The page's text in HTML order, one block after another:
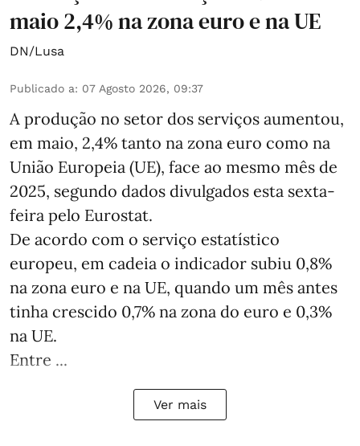
maio 2,4% na zona euro e na UE
DN/Lusa
Publicado a: 07 Agosto 2026, 09:37
A produção no setor dos serviços aumentou,
em maio, 2,4% tanto na zona euro como na
União Europeia (UE), face ao mesmo mês de
2025, segundo dados divulgados esta sexta-
feira pelo Eurostat.
De acordo com o serviço estatístico
europeu, em cadeia o indicador subiu 0,8%
na zona euro e na UE, quando um mês antes
tinha crescido 0,7% na zona do euro e 0,3%
na UE.
Entre ...
Ver mais